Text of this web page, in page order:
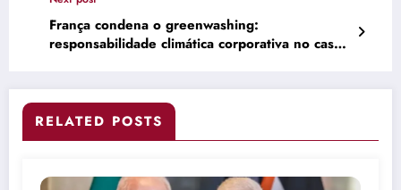
França condena o greenwashing:
responsabilidade climática corporativa no caso
RELATED POSTS